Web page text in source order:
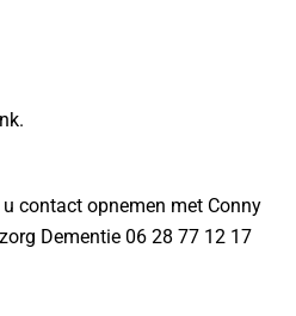
contact opnemen met Conny
Dementie 06 28 77 12 17